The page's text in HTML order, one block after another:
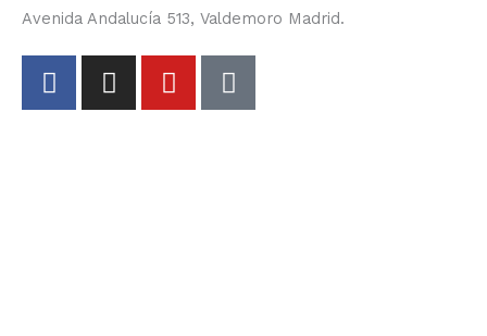
Avenida Andalucía 513, Valdemoro Madrid.
F
a
I
n
Y
o
T
i